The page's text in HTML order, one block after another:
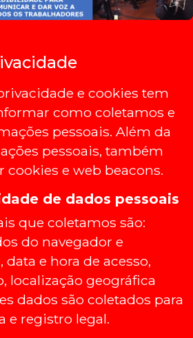
e cookies tem
como coletamos e
pessoais. Além da
pessoais, também
e web beacons.
de dados pessoais
que coletamos são:
do navegador e
e hora de acesso,
localização geográfica
dados são coletados para
e registro legal.